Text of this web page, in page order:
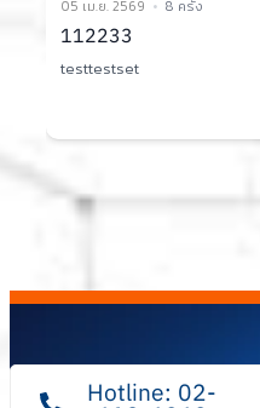
02 เม.ย. 2569 10 ครั้ง
เอกสารประกอบการปร
2/2569
Hotline: 02-